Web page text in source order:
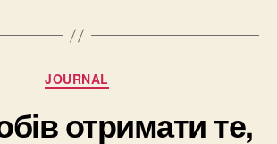
Категорії
JOURNAL
отримати те,